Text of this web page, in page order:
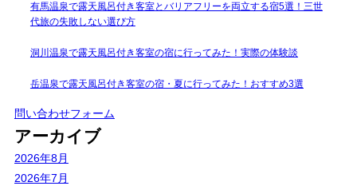
有馬温泉で露天風呂付き客室とバリアフリーを両立する宿5選！三世
代旅の失敗しない選び方
洞川温泉で露天風呂付き客室の宿に行ってみた！実際の体験談
岳温泉で露天風呂付き客室の宿・夏に行ってみた！おすすめ3選
問い合わせフォーム
アーカイブ
2026年8月
2026年7月